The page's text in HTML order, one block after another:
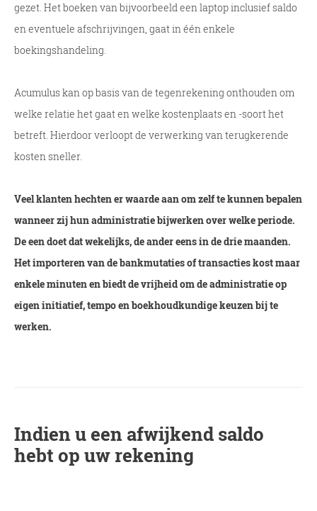
gezet. Het boeken van bijvoorbeeld een laptop inclusief saldo
en eventuele afschrijvingen, gaat in één enkele
boekingshandeling.
Acumulus kan op basis van de tegenrekening onthouden om
welke relatie het gaat en welke kostenplaats en -soort het
betreft. Hierdoor verloopt de verwerking van terugkerende
kosten sneller.
Veel klanten hechten er waarde aan om zelf te kunnen bepalen
wanneer zij hun administratie bijwerken over welke periode.
De een doet dat wekelijks, de ander eens in de drie maanden.
Het importeren van de bankmutaties of transacties kost maar
enkele minuten en biedt de vrijheid om de administratie op
eigen initiatief, tempo en boekhoudkundige keuzen bij te
werken.
Indien u een afwijkend saldo
hebt op uw rekening